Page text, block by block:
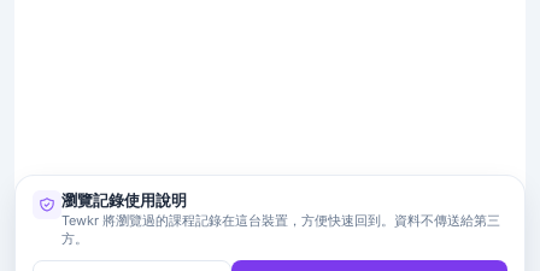
瀏覽記錄使用說明
Tewkr 將瀏覽過的課程記錄在這台裝置，方便快速回到。資料不傳送給第三
方。